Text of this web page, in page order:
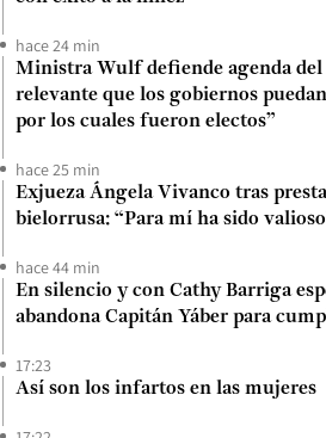
hace 24 min
Ministra Wulf defiende agenda del
relevante que los gobiernos
por los cuales fueron electos”
hace 25 min
Exjueza Ángela Vivanco tras
bielorrusa: “Para mí ha sido
hace 44 min
En silencio y con Cathy Barriga
abandona Capitán Yáber para
17:23
Así son los infartos en las mujeres